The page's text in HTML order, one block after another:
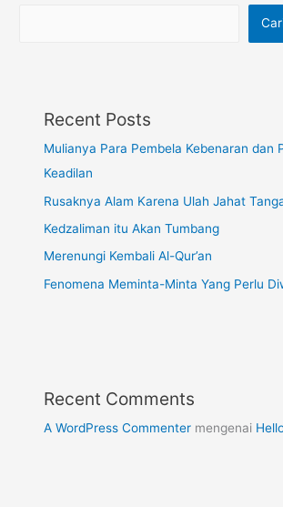
Recent Posts
Mulianya Para Pembela Kebenaran dan
Keadilan
Rusaknya Alam Karena Ulah Jahat
Kedzaliman itu Akan Tumbang
Merenungi Kembali Al-Qur’an
Fenomena Meminta-Minta Yang Perlu
Recent Comments
A WordPress Commenter mengenai